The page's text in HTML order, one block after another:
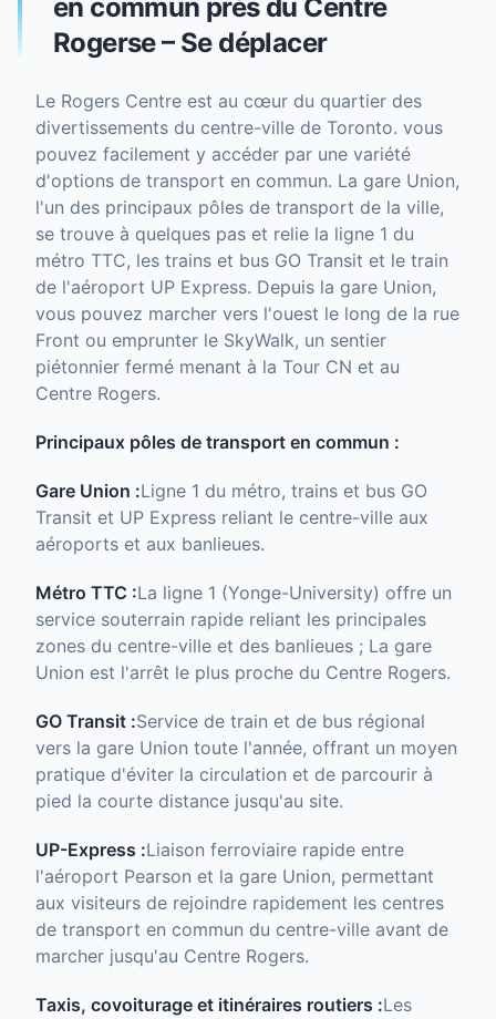
en commun près du Centre
Rogerse – Se déplacer
Le Rogers Centre est au cœur du quartier des
divertissements du centre-ville de Toronto. vous
pouvez facilement y accéder par une variété
d'options de transport en commun. La gare Union,
l'un des principaux pôles de transport de la ville,
se trouve à quelques pas et relie la ligne 1 du
métro TTC, les trains et bus GO Transit et le train
de l'aéroport UP Express. Depuis la gare Union,
vous pouvez marcher vers l'ouest le long de la rue
Front ou emprunter le SkyWalk, un sentier
piétonnier fermé menant à la Tour CN et au
Centre Rogers.
Principaux pôles de transport en commun :
Gare Union :Ligne 1 du métro, trains et bus GO
Transit et UP Express reliant le centre-ville aux
aéroports et aux banlieues.
Métro TTC :La ligne 1 (Yonge-University) offre un
service souterrain rapide reliant les principales
zones du centre-ville et des banlieues ; La gare
Union est l'arrêt le plus proche du Centre Rogers.
GO Transit :Service de train et de bus régional
vers la gare Union toute l'année, offrant un moyen
pratique d'éviter la circulation et de parcourir à
pied la courte distance jusqu'au site.
UP-Express :Liaison ferroviaire rapide entre
l'aéroport Pearson et la gare Union, permettant
aux visiteurs de rejoindre rapidement les centres
de transport en commun du centre-ville avant de
marcher jusqu'au Centre Rogers.
Taxis, covoiturage et itinéraires routiers :Les